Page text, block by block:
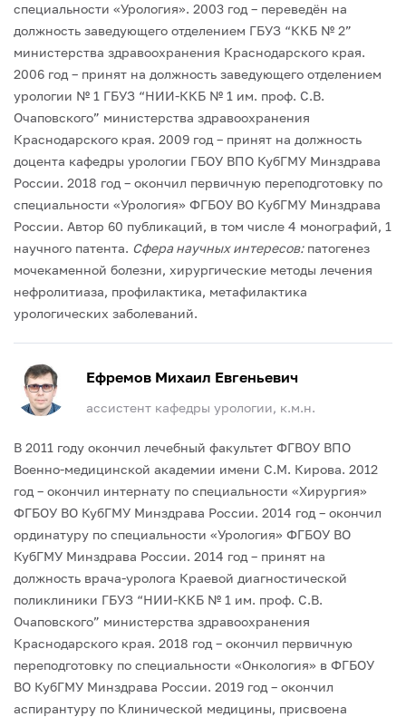
специальности «Урология». 2003 год – переведён на
должность заведующего отделением ГБУЗ “ККБ № 2”
министерства здравоохранения Краснодарского края.
2006 год – принят на должность заведующего отделением
урологии № 1 ГБУЗ “НИИ-ККБ № 1 им. проф. С.В.
Очаповского” министерства здравоохранения
Краснодарского края. 2009 год – принят на должность
доцента кафедры урологии ГБОУ ВПО КубГМУ Минздрава
России. 2018 год – окончил первичную переподготовку по
специальности «Урология» ФГБОУ ВО КубГМУ Минздрава
России. Автор 60 публикаций, в том числе 4 монографий, 1
научного патента. Сфера научных интересов:патогенез
мочекаменной болезни, хирургические методы лечения
нефролитиаза, профилактика, метафилактика
урологических заболеваний.
Ефремов Михаил Евгеньевич
ассистент кафедры урологии, к.м.н.
В 2011 году окончил лечебный факультет ФГВОУ ВПО
Военно-медицинской академии имени С.М. Кирова. 2012
год – окончил интернату по специальности «Хирургия»
ФГБОУ ВО КубГМУ Минздрава России. 2014 год – окончил
ординатуру по специальности «Урология» ФГБОУ ВО
КубГМУ Минздрава России. 2014 год – принят на
должность врача-уролога Краевой диагностической
поликлиники ГБУЗ “НИИ-ККБ № 1 им. проф. С.В.
Очаповского” министерства здравоохранения
Краснодарского края. 2018 год – окончил первичную
переподготовку по специальности «Онкология» в ФГБОУ
ВО КубГМУ Минздрава России. 2019 год – окончил
аспирантуру по Клинической медицины, присвоена